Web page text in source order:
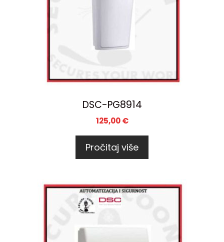
DSC-PG8914
125,00€
Pročitaj više